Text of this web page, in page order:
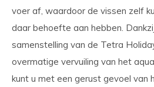
voer af, waardoor de vissen zelf
daar behoefte aan hebben.
samenstelling van de Tetra
overmatige vervuiling van het
kunt u met een gerust gevoel van